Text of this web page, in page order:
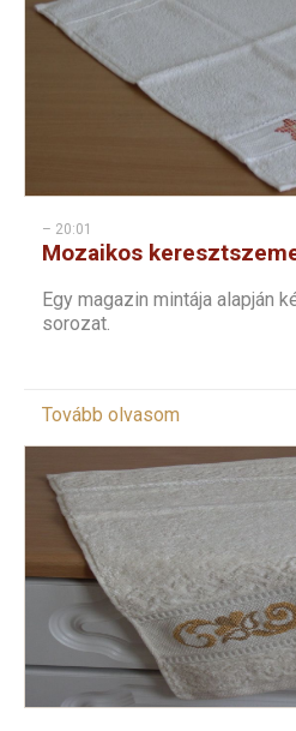
– 20:01
Mozaikos
Egy magazin mintája alapján
sorozat.
Tovább olvasom